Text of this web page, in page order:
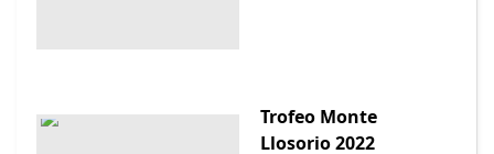
Trofeo Monte
Llosorio 2022